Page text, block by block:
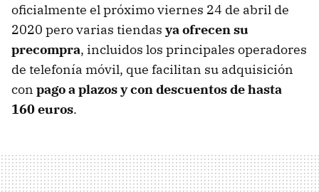
oficialmente el próximo viernes 24 de abril de
2020 pero varias tiendas ya ofrecen su
precompra, incluidos los principales operadores
de telefonía móvil, que facilitan su adquisición
con pago a plazos y con descuentos de hasta
160 euros.